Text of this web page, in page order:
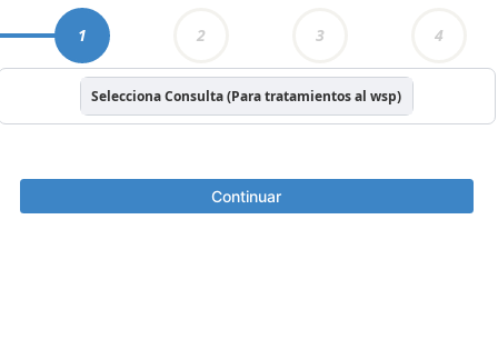
1 2 3 4
Selecciona Consulta (Para tratamientos al wsp)
Continuar